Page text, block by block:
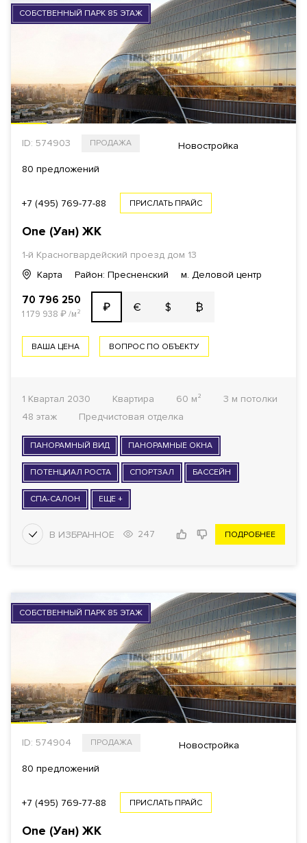
СОБСТВЕННЫЙ ПАРК 85 ЭТАЖ
ID: 574903 ПРОДАЖА Новостройка
80 предложений
+7 (495) 769-77-88 ПРИСЛАТЬ ПРАЙС
One (Уан) ЖК
1-й Красногвардейский проезд дом 13
Карта
Район: Пресненский м. Деловой центр
70 796 250
1 179 938 ₽/м² ₽ € $ ₿
ВАША ЦЕНА ВОПРОС ПО ОБЪЕКТУ
1 Квартал 2030 Квартира 60 м²
3 м потолки
48 этаж
Предчистовая отделка
ПАНОРАМНЫЙ ВИД ПАНОРАМНЫЕ ОКНА
ПОТЕНЦИАЛ РОСТА СПОРТЗАЛ БАССЕЙН
СПА-САЛОН ЕЩЕ +
247 ПОДРОБНЕЕ
СОБСТВЕННЫЙ ПАРК 85 ЭТАЖ
ID: 574904 ПРОДАЖА Новостройка
80 предложений
+7 (495) 769-77-88 ПРИСЛАТЬ ПРАЙС
One (Уан) ЖК